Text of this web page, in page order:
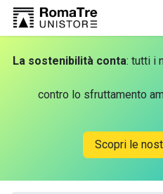
Passa al contenuto
La sostenibilità conta: tutti i
contro lo sfruttamento
Scopri le